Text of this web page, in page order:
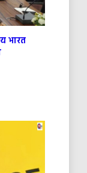
भारत